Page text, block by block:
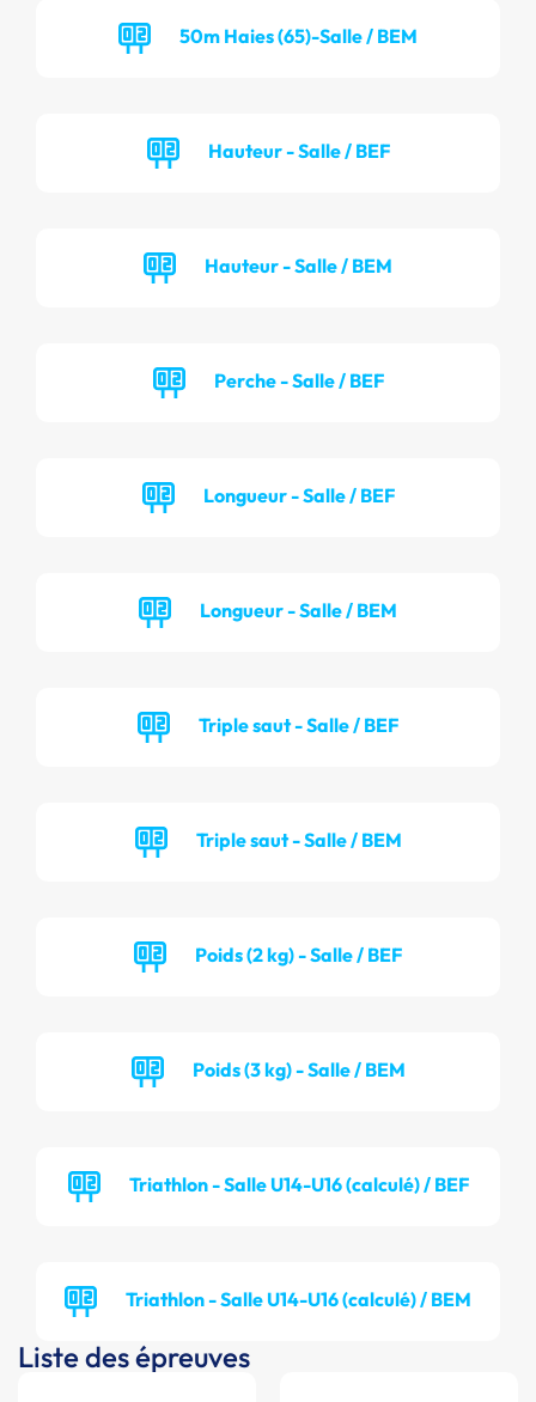
50m Haies (65)-Salle / BEM
Hauteur - Salle / BEF
Hauteur - Salle / BEM
Perche - Salle / BEF
Longueur - Salle / BEF
Longueur - Salle / BEM
Triple saut - Salle / BEF
Triple saut - Salle / BEM
Poids (2 kg) - Salle / BEF
Poids (3 kg) - Salle / BEM
Triathlon - Salle U14-U16 (calculé) / BEF
Triathlon - Salle U14-U16 (calculé) / BEM
Liste des épreuves